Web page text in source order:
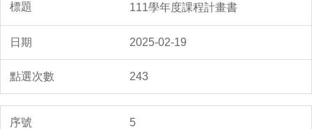
111學年度課程計畫書
2025-02-19
243
5